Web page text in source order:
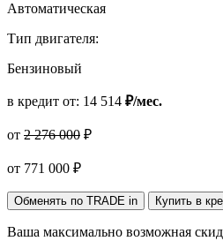
Автоматическая
Тип двигателя:
Бензиновый
в кредит от: 14 514 ₽/мес.
от 2 276 000 ₽
от 771 000 ₽
Обменять по TRADE in Купить в
Ваша максимально возможная